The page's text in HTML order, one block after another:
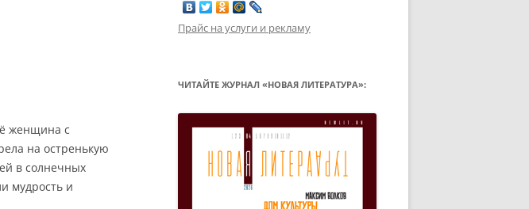
женщина с
на остренькую
в солнечных
мудрость и
Прайс на услуги и рекламу
ЧИТАЙТЕ ЖУРНАЛ «НОВАЯ ЛИТЕРАТУРА»: